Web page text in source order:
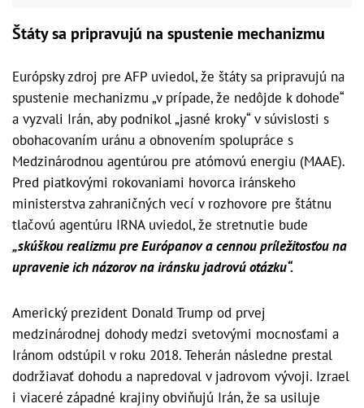
Štáty sa pripravujú na spustenie mechanizmu
Európsky zdroj pre AFP uviedol, že štáty sa pripravujú na
spustenie mechanizmu „v prípade, že nedôjde k dohode“
a vyzvali Irán, aby podnikol „jasné kroky“ v súvislosti s
obohacovaním uránu a obnovením spolupráce s
Medzinárodnou agentúrou pre atómovú energiu (MAAE).
Pred piatkovými rokovaniami hovorca iránskeho
ministerstva zahraničných vecí v rozhovore pre štátnu
tlačovú agentúru IRNA uviedol, že stretnutie bude
„skúškou realizmu pre Európanov a cennou príležitosťou na
upravenie ich názorov na iránsku jadrovú otázku“.
Americký prezident Donald Trump od prvej
medzinárodnej dohody medzi svetovými mocnosťami a
Iránom odstúpil v roku 2018. Teherán následne prestal
dodržiavať dohodu a napredoval v jadrovom vývoji. Izrael
i viaceré západné krajiny obviňujú Irán, že sa usiluje